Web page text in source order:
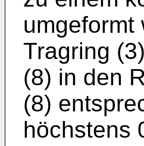
Tragring
(8) in den
(8)
höchstens